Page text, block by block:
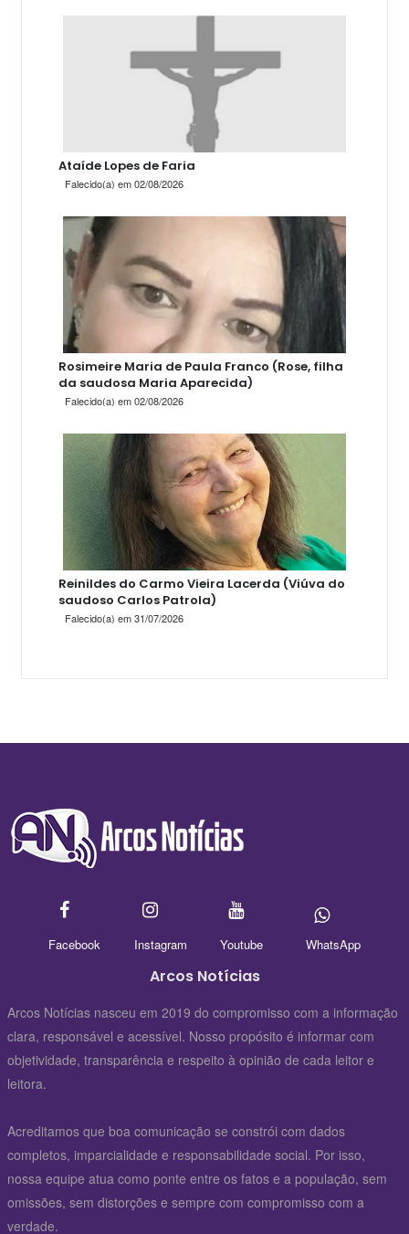
Ataíde Lopes de Faria
Falecido(a) em 02/08/2026
Rosimeire Maria de Paula Franco (Rose, filha
da saudosa Maria Aparecida)
Falecido(a) em 02/08/2026
Reinildes do Carmo Vieira Lacerda (Viúva do
saudoso Carlos Patrola)
Falecido(a) em 31/07/2026
Facebook Instagram Youtube WhatsApp
Arcos Notícias
Arcos Notícias nasceu em 2019 do compromisso com a informação
clara, responsável e acessível. Nosso propósito é informar com
objetividade, transparência e respeito à opinião de cada leitor e
leitora.
Acreditamos que boa comunicação se constrói com dados
completos, imparcialidade e responsabilidade social. Por isso,
nossa equipe atua como ponte entre os fatos e a população, sem
omissões, sem distorções e sempre com compromisso com a
verdade.